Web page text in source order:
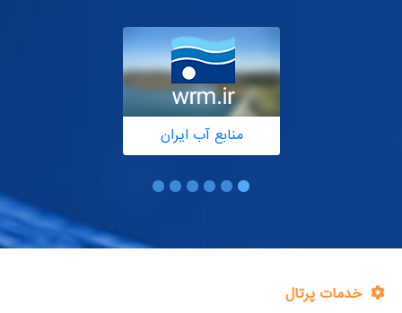
منابع آب ایران
خدمات پرتال